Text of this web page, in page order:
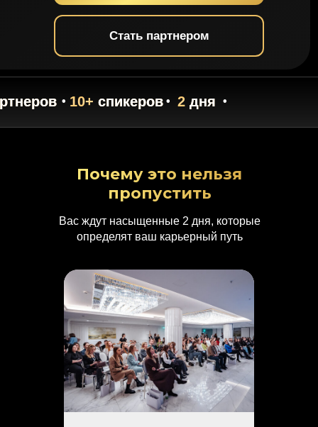
Стать партнером
• 10+ спикеров • 2 дня •
Вас ждут насыщенные 2 дня, которые
определят ваш карьерный путь
Почему это нельзя
пропустить